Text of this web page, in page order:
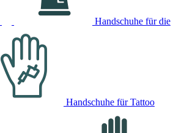
Handschuhe für die
Handschuhe für Tattoo